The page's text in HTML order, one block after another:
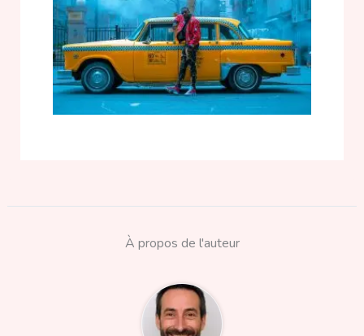
À propos de l'auteur